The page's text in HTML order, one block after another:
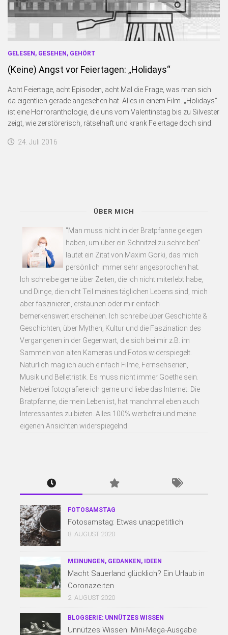
GELESEN, GESEHEN, GEHÖRT
(Keine) Angst vor Feiertagen: „Holidays“
Acht Feiertage, acht Episoden, acht Mal die Frage, was man sich
da eigentlich gerade angesehen hat. Alles in einem Film. „Holidays“
ist eine Horroranthologie, die uns vom Valentinstag bis zu Silvester
zeigt, wie zerstörerisch, rätselhaft und krank Feiertage doch sind.
24. Juli 2016
ÜBER MICH
"Man muss nicht in der Bratpfanne gelegen
haben, um über ein Schnitzel zu schreiben"
lautet ein Zitat von Maxim Gorki, das mich
persönlich immer sehr angesprochen hat.
Ich schreibe gerne über Zeiten, die ich nicht miterlebt habe,
und Dinge, die nicht Teil meines täglichen Lebens sind, mich
aber faszinieren, erstaunen oder mir einfach
bemerkenswert erscheinen. Ich schreibe über Geschichte &
Geschichten, über Mythen, Kultur und die Faszination des
Vergangenen in der Gegenwart, die sich bei mir z.B. im
Sammeln von alten Kameras und Fotos widerspiegelt.
Natürlich mag ich auch einfach Filme, Fernsehserien,
Musik und Belletristik. Es muss nicht immer Goethe sein.
Nebenbei fotografiere ich gerne und liebe das Internet. Die
Bratpfanne, die mein Leben ist, hat manchmal eben auch
Interessantes zu bieten. Alles 100% werbefrei und meine
eigenen Ansichten widerspiegelnd.
FOTOSAMSTAG
Fotosamstag: Etwas unappetitlich
8. AUGUST 2020
MEINUNGEN, GEDANKEN, IDEEN
Macht Sauerland glücklich? Ein Urlaub in
Coronazeiten
2. AUGUST 2020
BLOGSERIE: UNNÜTZES WISSEN
Unnützes Wissen: Mini-Mega-Ausgabe